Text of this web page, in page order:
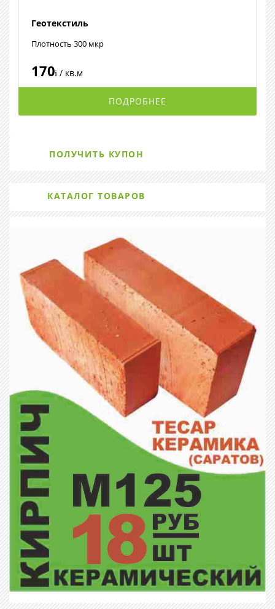
Геотекстиль
Плотность 300 мкр
170i / кв.м
ПОДРОБНЕЕ
ПОЛУЧИТЬ КУПОН
КАТАЛОГ ТОВАРОВ